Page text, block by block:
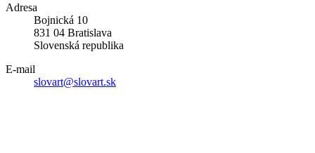
Adresa
Bojnická 10
831 04 Bratislava
Slovenská republika
E-mail
slovart@slovart.sk